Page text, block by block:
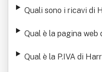
Quali sono i ricavi di
Qual è la pagina web
Qual è la P.IVA di